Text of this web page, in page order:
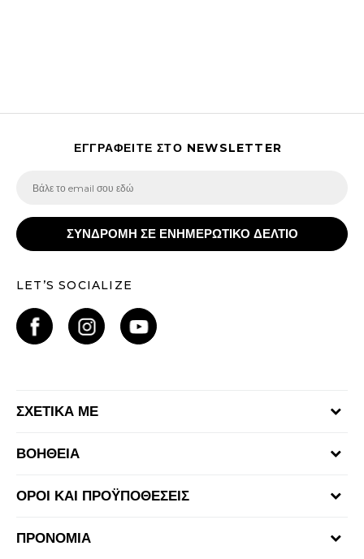
ΕΓΓΡΑΦΕΙΤΕ ΣΤΟ NEWSLETTER
ΣΥΝΔΡΟΜΗ ΣΕ ΕΝΗΜΕΡΩΤΙΚΟ ΔΕΛΤΙΟ
LET’S SOCIALIZE
ΣΧΕΤΙΚΑ ΜΕ
Καταστήματα
ΒΟΗΘΕΙΑ
Αποστολή & Παράδοση
ΟΡΟΙ ΚΑΙ ΠΡΟΫΠΟΘΕΣΕΙΣ
ΠΡΟΝΟΜΙΑ